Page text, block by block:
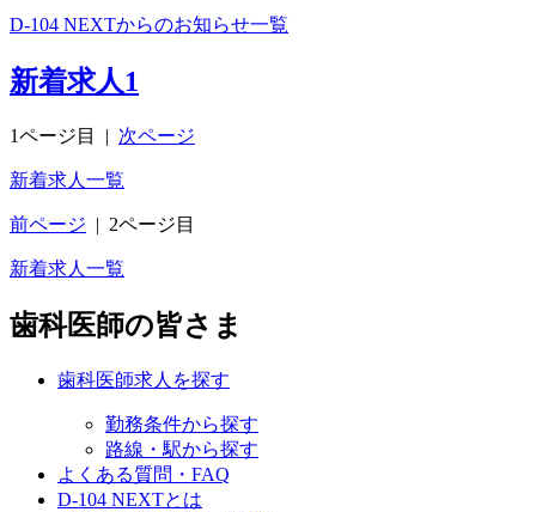
D-104 NEXTからのお知らせ一覧
新着求人1
1ページ目 | 次ページ
新着求人一覧
前ページ | 2ページ目
新着求人一覧
歯科医師の皆さま
歯科医師求人を探す
勤務条件から探す
路線・駅から探す
よくある質問・FAQ
D-104 NEXTとは